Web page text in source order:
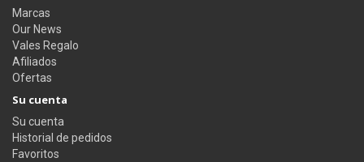
Marcas
Our News
Vales Regalo
Afiliados
Ofertas
Su cuenta
Su cuenta
Historial de pedidos
Favoritos